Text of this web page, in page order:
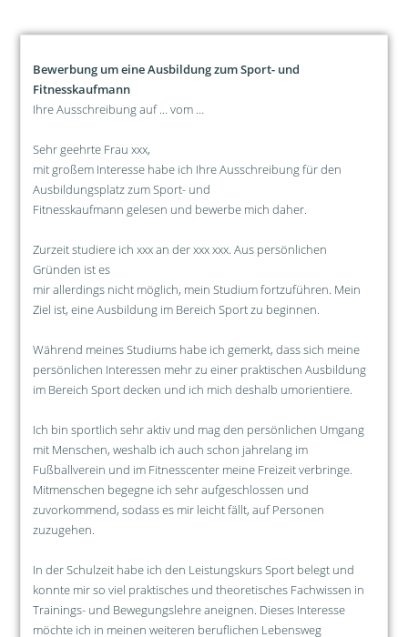
Bewerbung um eine Ausbildung zum Sport- und
Fitnesskaufmann
Ihre Ausschreibung auf … vom …
Sehr geehrte Frau xxx,
mit großem Interesse habe ich Ihre Ausschreibung für den
Ausbildungsplatz zum Sport- und
Fitnesskaufmann gelesen und bewerbe mich daher.
Zurzeit studiere ich xxx an der xxx xxx. Aus persönlichen
Gründen ist es
mir allerdings nicht möglich, mein Studium fortzuführen. Mein
Ziel ist, eine Ausbildung im Bereich Sport zu beginnen.
Während meines Studiums habe ich gemerkt, dass sich meine
persönlichen Interessen mehr zu einer praktischen Ausbildung
im Bereich Sport decken und ich mich deshalb umorientiere.
Ich bin sportlich sehr aktiv und mag den persönlichen Umgang
mit Menschen, weshalb ich auch schon jahrelang im
Fußballverein und im Fitnesscenter meine Freizeit verbringe.
Mitmenschen begegne ich sehr aufgeschlossen und
zuvorkommend, sodass es mir leicht fällt, auf Personen
zuzugehen.
In der Schulzeit habe ich den Leistungskurs Sport belegt und
konnte mir so viel praktisches und theoretisches Fachwissen in
Trainings- und Bewegungslehre aneignen. Dieses Interesse
möchte ich in meinen weiteren beruflichen Lebensweg